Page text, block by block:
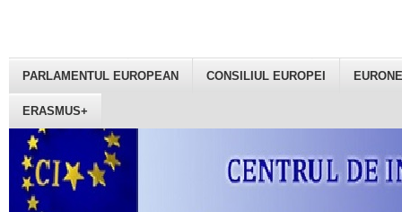
PARLAMENTUL EUROPEAN CONSILIUL EUROPEI
ERASMUS+